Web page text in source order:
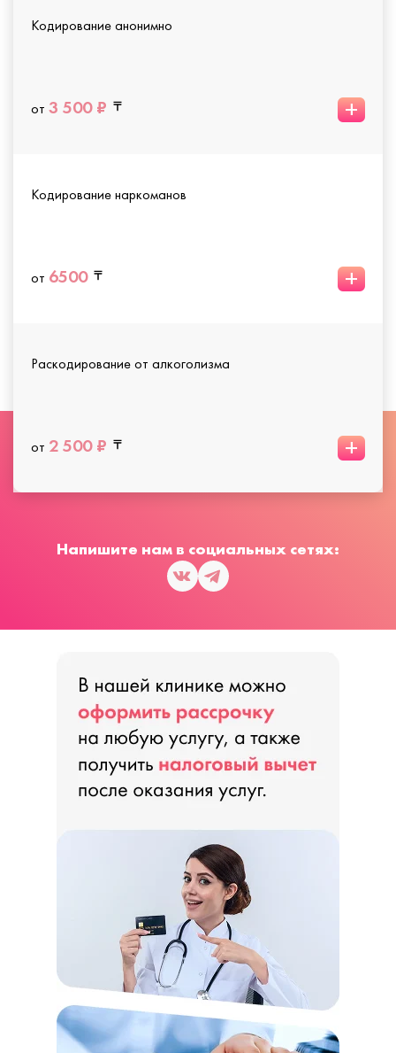
Кодирование анонимно
от 3 500 ₽ +
Кодирование наркоманов
от 6500 +
Раскодирование от алкоголизма
от 2 500 ₽ +
Напишите нам в социальных сетях: